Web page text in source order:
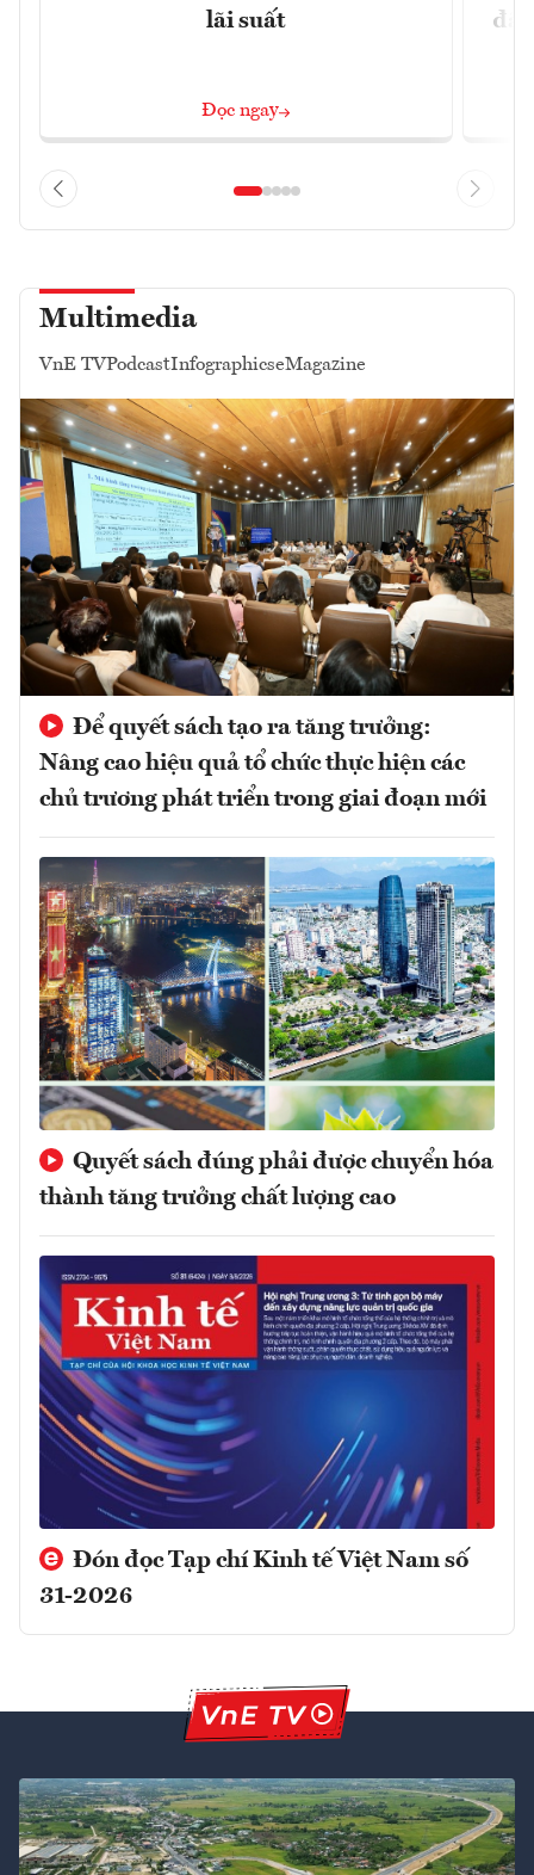
lãi suất
Đọc ngay
đã
Multimedia
VnE TVPodcastInfographicseMagazine
Để quyết sách tạo ra tăng trưởng:
Nâng cao hiệu quả tổ chức thực hiện các
chủ trương phát triển trong giai đoạn mới
Quyết sách đúng phải được chuyển hóa
thành tăng trưởng chất lượng cao
Đón đọc Tạp chí Kinh tế Việt Nam số
31-2026